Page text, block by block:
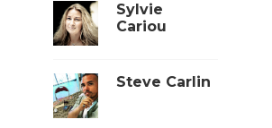
Sylvie
Cariou
Steve Carlin